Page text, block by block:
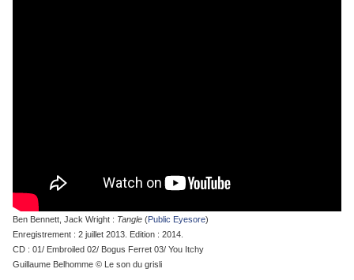
Ben Bennett, Jack Wright : Tangle (Public Eyesore)
Enregistrement : 2 juillet 2013. Edition : 2014.
CD : 01/ Embroiled 02/ Bogus Ferret 03/ You Itchy
Guillaume Belhomme © Le son du grisli